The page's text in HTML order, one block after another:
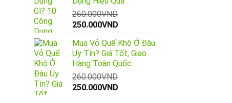
260.000VND
Giá
là:
260.000VND.
250.000VND
tại
là:
250.000VND.
Mua Vỏ Quế Khô Ở Đâu
Uy Tín? Giá Tốt, Giao
Hàng Toàn Quốc
260.000VND
Giá
250.000VND